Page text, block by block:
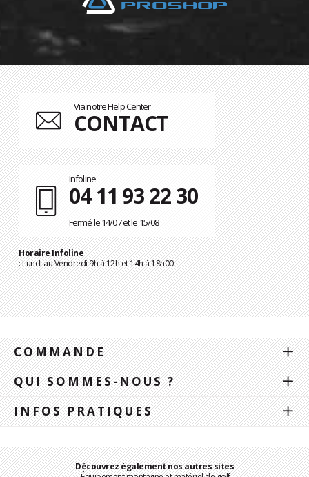
Via notre Help Center
CONTACT
Infoline
04 11 93 22 30
Fermé le 14/07 et le 15/08
Horaire Infoline
: Lundi au Vendredi 9h à 12h et 14h à 18h00
COMMANDE
QUI SOMMES-NOUS ?
INFOS PRATIQUES
Découvrez également nos autres sites